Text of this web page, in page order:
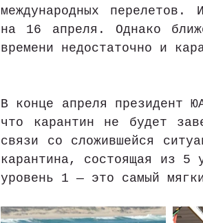
международных перелетов.
на 16 апреля. Однако
времени недостаточно и
В конце апреля президент
что карантин не будет
связи со сложившейся
карантина, состоящая из
уровень 1 — это самый